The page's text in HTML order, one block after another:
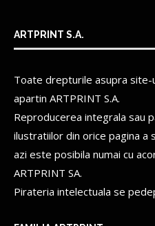
ARTPRINT S.A.
Toate drepturile asupra
apartin ARTPRINT S.A.
Reproducerea integrala sau
ilustratiilor din orice pagina
azi este posibila numai cu
ARTPRINT SA.
Pirateria intelectuala se